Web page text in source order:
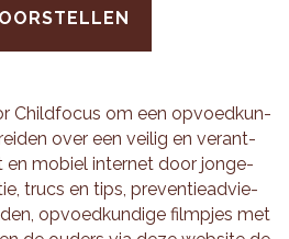
Child­fo­cus om een op­voed­kun­
over een vei­lig en ver­ant­
en mo­biel in­ter­net door jon­ge­
trucs en tips, pre­ven­tie­ad­vie­
op­voed­kun­di­ge film­pjes met